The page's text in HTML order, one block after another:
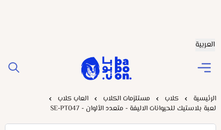
العربية
Baboonstore
الرئيسية كلاب مستلزمات الكلاب
العاب كلاب
لعبة بلاستيك للحيوانات الاليفة - متعدد الألوان - SE-PT047